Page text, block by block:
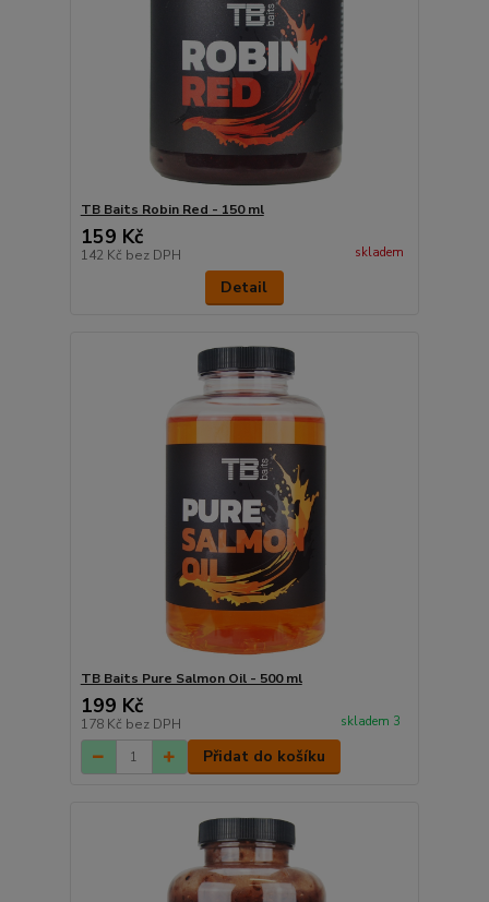
TB Baits Robin Red - 150 ml
159 Kč
142 Kč bez DPH skladem
Detail
TB Baits Pure Salmon Oil - 500 ml
199 Kč
178 Kč bez DPH skladem 3
Přidat do košíku